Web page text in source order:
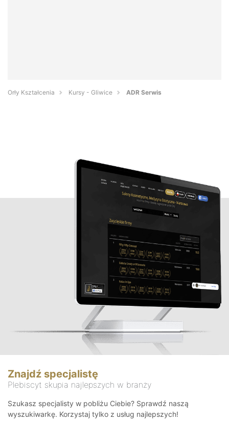
Orły Kształcenia Kursy - Gliwice ADR Serwis
Znajdź specjalistę
Plebiscyt skupia najlepszych w branży
Szukasz specjalisty w pobliżu Ciebie? Sprawdź naszą
wyszukiwarkę. Korzystaj tylko z usług najlepszych!